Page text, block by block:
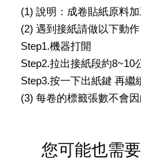
(1) 說明：成卷貼紙原料
(2) 遇到接紙請做以下動作
Step1.機器打開
Step2.拉出接紙段約8~10
Step3.按一下出紙鍵 再繼
(3) 每卷的標籤張數不會因
您可能也需要